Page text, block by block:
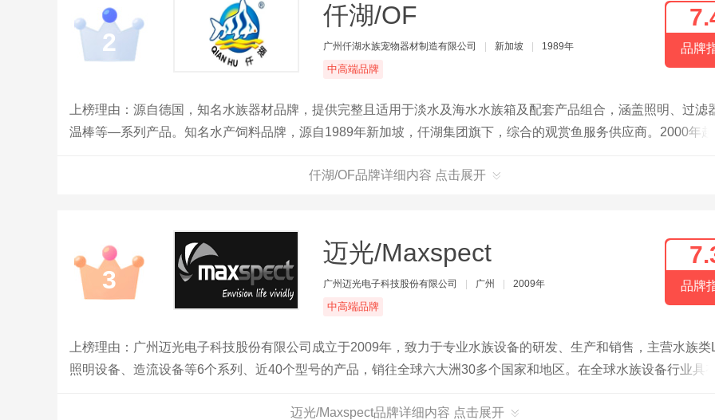
2
仟湖/OF
广州仟湖水族宠物器材制造有限公司 新加坡 1989年
中高端品牌
品牌
上榜理由：源自德国，知名水族器材品牌，提供完整且适用于淡水及海水水族箱及配套产品组合，涵盖照明、过滤
温棒等—系列产品。知名水产饲料品牌，源自1989年新加坡，仟湖集团旗下，综合的观赏鱼服务供应商。2000年
仟湖/OF品牌详细内容 点击展开
3
迈光/Maxspect
广州迈光电子科技股份有限公司 广州 2009年
中高端品牌
品牌
上榜理由：广州迈光电子科技股份有限公司成立于2009年，致力于专业水族设备的研发、生产和销售，主营水族类
照明设备、造流设备等6个系列、近40个型号的产品，销往全球六大洲30多个国家和地区。在全球水族设备行业具
迈光/Maxspect品牌详细内容 点击展开